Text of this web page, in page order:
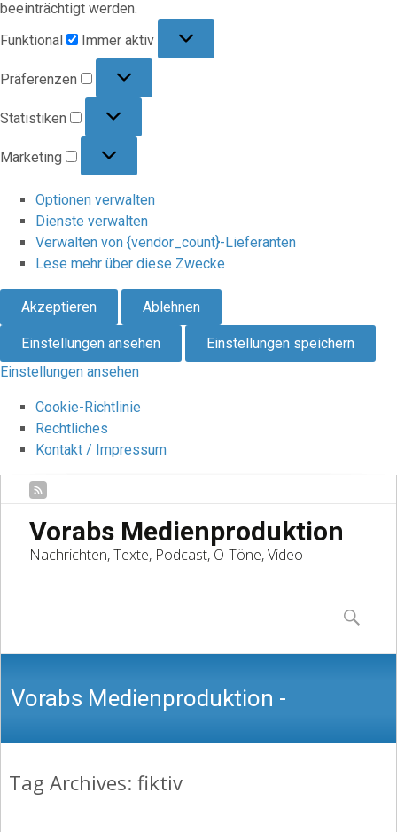
beeinträchtigt werden.
Funktional
Immer aktiv
Präferenzen
Statistiken
Marketing
Optionen verwalten
Dienste verwalten
Verwalten von {vendor_count}-Lieferanten
Lese mehr über diese Zwecke
Akzeptieren Ablehnen
Einstellungen ansehen
Einstellungen speichern
Einstellungen ansehen
Cookie-Richtlinie
Rechtliches
Kontakt / Impressum
Vorabs Medienproduktion
Nachrichten, Texte, Podcast, O-Töne, Video
content
Suchen
nach:
Vorabs Medienproduktion -
Nachrichten, Texte, Podcast, O-Töne,
Tag Archives: fiktiv